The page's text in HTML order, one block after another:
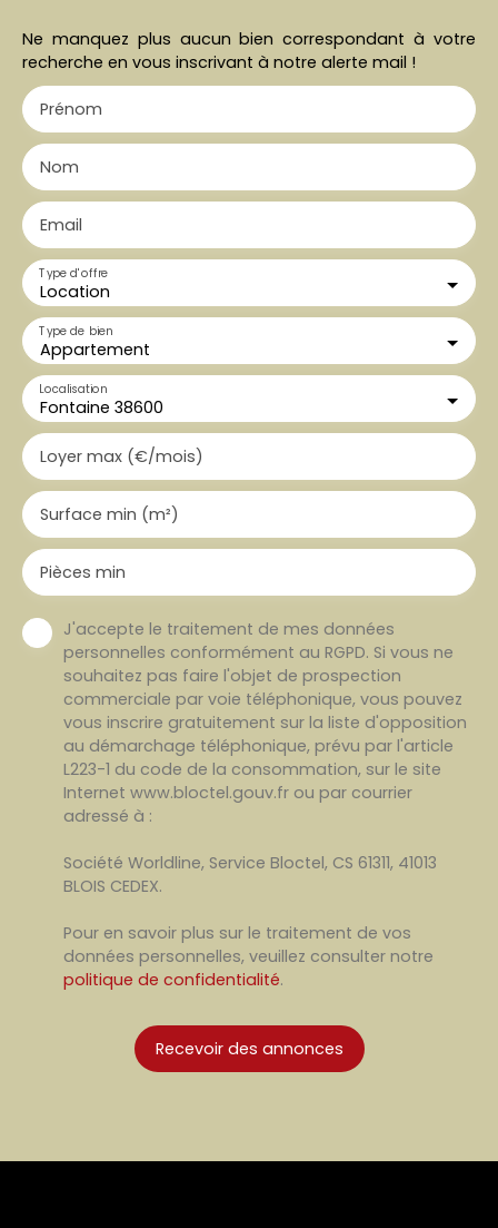
Ne manquez plus aucun bien correspondant à votre
recherche en vous inscrivant à notre alerte mail !
Prénom
Nom
Email
Location
Type d'offre
Appartement
Type de bien
Fontaine 38600
Localisation
Loyer max (€/mois)
Surface min (m²)
Pièces min
J'accepte le traitement de mes données
personnelles conformément au RGPD. Si vous ne
souhaitez pas faire l'objet de prospection
commerciale par voie téléphonique, vous pouvez
vous inscrire gratuitement sur la liste d'opposition
au démarchage téléphonique, prévu par l'article
L223-1 du code de la consommation, sur le site
Internet www.bloctel.gouv.fr ou par courrier
adressé à :
Société Worldline, Service Bloctel, CS 61311, 41013
BLOIS CEDEX.
Pour en savoir plus sur le traitement de vos
données personnelles, veuillez consulter notre
politique de confidentialité.
Recevoir des annonces